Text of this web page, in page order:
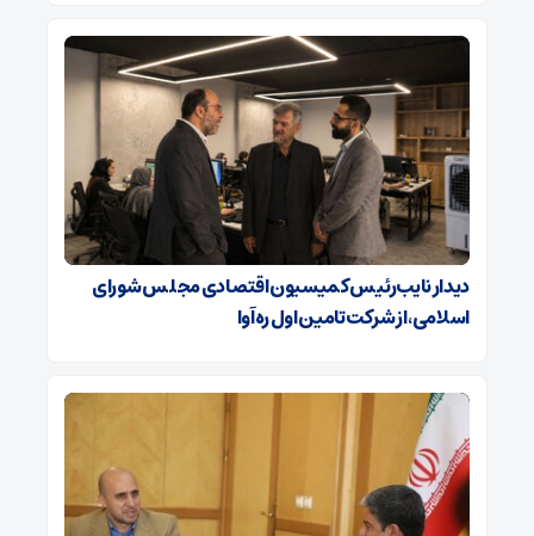
دیدار نایب‌رئیس کمیسیون اقتصادی مجلس شورای
اسلامی، از شرکت تامین اول ره‌آوا